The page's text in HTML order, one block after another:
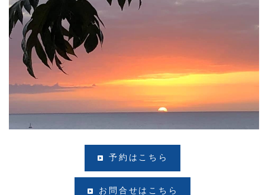
予約はこちら
お問合せはこちら